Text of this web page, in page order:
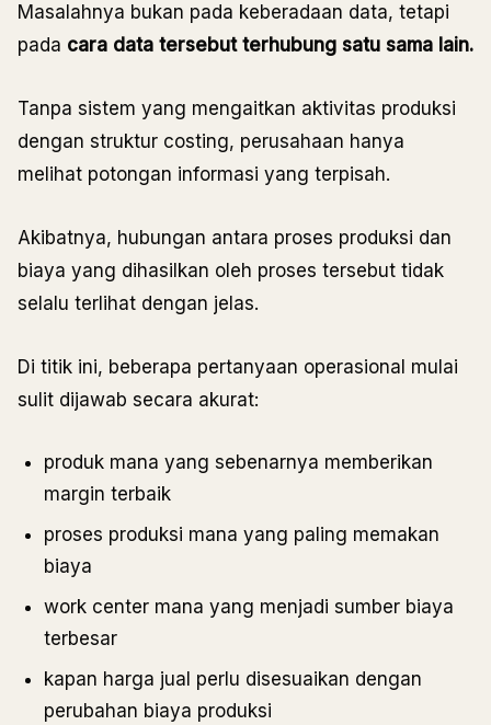
Masalahnya bukan pada keberadaan data, tetapi
pada cara data tersebut terhubung satu sama lain.
Tanpa sistem yang mengaitkan aktivitas produksi
dengan struktur costing, perusahaan hanya
melihat potongan informasi yang terpisah.
Akibatnya, hubungan antara proses produksi dan
biaya yang dihasilkan oleh proses tersebut tidak
selalu terlihat dengan jelas.
Di titik ini, beberapa pertanyaan operasional mulai
sulit dijawab secara akurat:
produk mana yang sebenarnya memberikan
margin terbaik
proses produksi mana yang paling memakan
biaya
work center mana yang menjadi sumber biaya
terbesar
kapan harga jual perlu disesuaikan dengan
perubahan biaya produksi